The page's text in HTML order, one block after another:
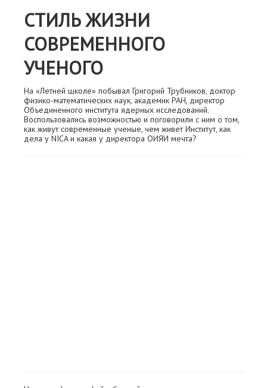
СТИЛЬ ЖИЗНИ
СОВРЕМЕННОГО
УЧЕНОГО
На «Летней школе» побывал Григорий Трубников, доктор
физико-математических наук, академик РАН, директор
Объединенного института ядерных исследований.
Воспользовались возможностью и поговорили с ним о том,
как живут современные ученые, чем живет Институт, как
дела у NICA и какая у директора ОИЯИ мечта?